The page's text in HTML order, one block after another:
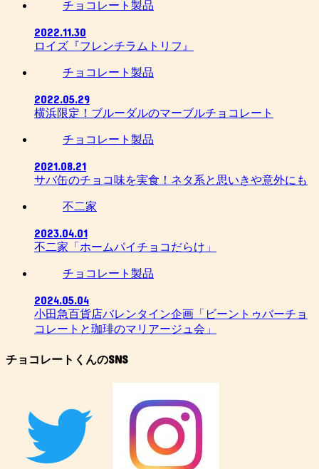
チョコレート製品
2022.11.30
ロイズ『フレンチラムトリフ』
チョコレート製品
2022.05.29
横浜限定！ブルーダルのマーブルチョコレート
チョコレート製品
2021.08.21
サバ缶のチョコ味を実食！ネタ系と思いきや意外にも
不二家
2023.04.01
不二家「ホームパイチョコだらけ」
チョコレート製品
2024.05.04
小田急百貨店バレンタイン企画「ビーントゥバーチョ
コレートと珈琲のマリアージュ会」
チョコレートくんのSNS